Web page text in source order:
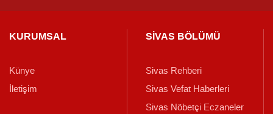
KURUMSAL
Künye
İletişim
SİVAS BÖLÜMÜ
Sivas Rehberi
Sivas Vefat Haberleri
Sivas Nöbetçi Eczaneler